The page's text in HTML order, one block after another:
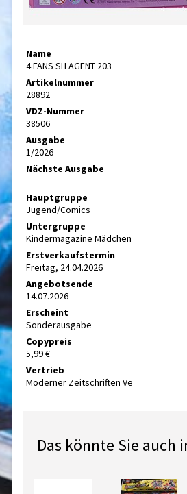
Name
4 FANS SH AGENT 203
Artikelnummer
28892
VDZ-Nummer
38506
Ausgabe
1/2026
Nächste Ausgabe
-
Hauptgruppe
Jugend/Comics
Untergruppe
Kindermagazine Mädchen
Erstverkaufstermin
Freitag, 24.04.2026
Angebotsende
14.07.2026
Erscheint
Sonderausgabe
Copypreis
5,99 €
Vertrieb
Moderner Zeitschriften Ve
Das könnte Sie auch